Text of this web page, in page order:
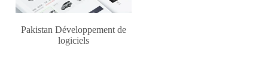
Pakistan Développement de
logiciels